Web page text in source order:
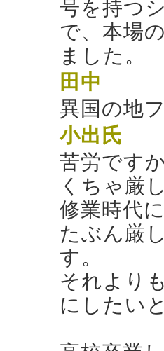
号を持つ
で、本場
ました。
田中
異国の地
小出氏
苦労です
くちゃ厳
修業時代
たぶん厳
す。
それより
にしたい